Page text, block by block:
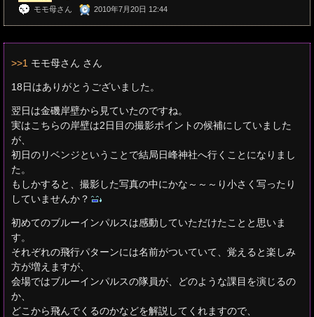
モモ母さん
2010年7月20日 12:44
>>1 モモ母さん さん
18日はありがとうございました。
翌日は金磯岸壁から見ていたのですね。
実はこちらの岸壁は2日目の撮影ポイントの候補にしていました
が、
初日のリベンジということで結局日峰神社へ行くことになりまし
た。
もしかすると、撮影した写真の中にかな～～～り小さく写ったり
していませんか？
初めてのブルーインパルスは感動していただけたことと思いま
す。
それぞれの飛行パターンには名前がついていて、覚えると楽しみ
方が増えますが、
会場ではブルーインパルスの隊員が、どのような課目を演じるの
か、
どこから飛んでくるのかなどを解説してくれますので、